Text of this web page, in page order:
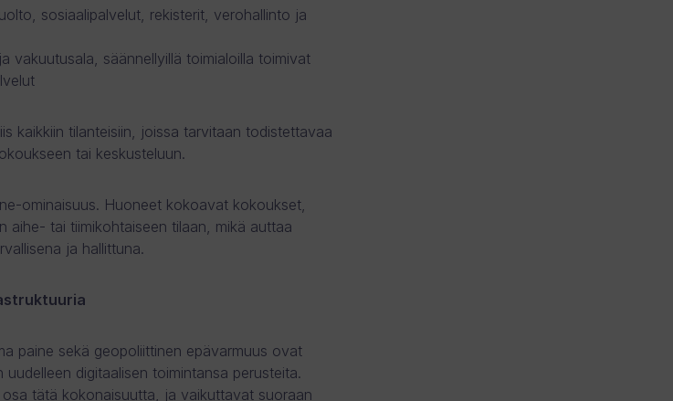
sosiaalipalvelut, rekisterit, verohallinto ja
vakuutusala, säännellyillä toimialoilla toimivat
kaikkiin tilanteisiin, joissa tarvitaan todistettavaa
tai keskusteluun.
ominaisuus. Huoneet kokoavat kokoukset,
tai tiimikohtaiseen tilaan, mikä auttaa
ja hallittuna.
paine sekä geopoliittinen epävarmuus ovat
digitaalisen toimintansa perusteita.
tätä kokonaisuutta, ja vaikuttavat suoraan